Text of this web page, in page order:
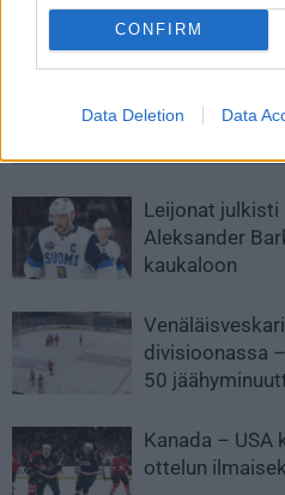
CONFIRM
Data Deletion Data
tekemistä avausvastustajan
arsenaalin kanssa – näillä
ketjuilla USA harjoitteli
Leijonat
Aleksander
kaukaloon
divisioonassa
50
Kanada – USA
ottelun